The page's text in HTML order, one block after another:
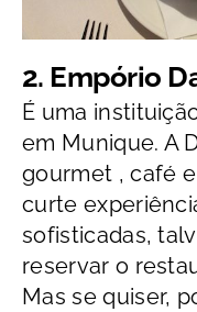
2. Empório
É uma
em Munique. A
gourmet , café
curte
sofisticadas,
reservar o
Mas se quiser,